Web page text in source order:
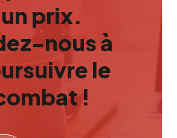
un prix.
nous à
le
!